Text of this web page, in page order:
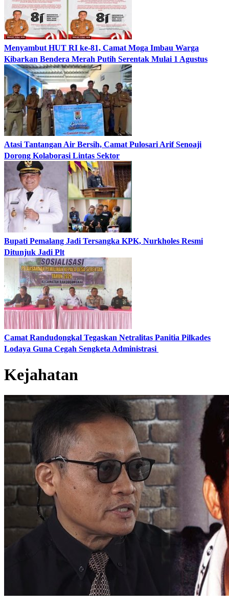
​Menyambut HUT RI ke-81, Camat Moga Imbau Warga
Kibarkan Bendera Merah Putih Serentak Mulai 1 Agustus
​Atasi Tantangan Air Bersih, Camat Pulosari Arif Senoaji
Dorong Kolaborasi Lintas Sektor
​Bupati Pemalang Jadi Tersangka KPK, Nurkholes Resmi
Ditunjuk Jadi Plt
​Camat Randudongkal Tegaskan Netralitas Panitia Pilkades
Lodaya Guna Cegah Sengketa Administrasi ​
Kejahatan